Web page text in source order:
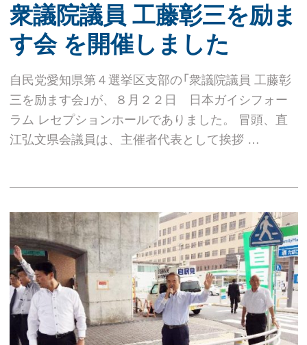
衆議院議員 工藤彰三を励ま
す会 を開催しました
自民党愛知県第４選挙区支部の「衆議院議員 工藤彰
三を励ます会」が、８月２２日 日本ガイシフォー
ラム レセプションホールでありました。 冒頭、直
江弘文県会議員は、主催者代表として挨拶 …